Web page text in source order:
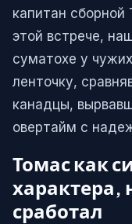
капитан
этой встрече,
суматохе у
ленточку,
канадцы,
овертайм с
Томас как
характера,
сработал